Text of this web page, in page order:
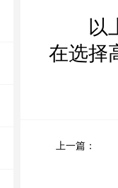
以上
在选择
上一篇：